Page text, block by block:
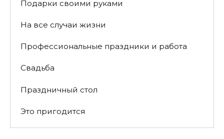
Подарки своими руками
На все случаи жизни
Профессиональные праздники и работа
Свадьба
Праздничный стол
Это пригодится